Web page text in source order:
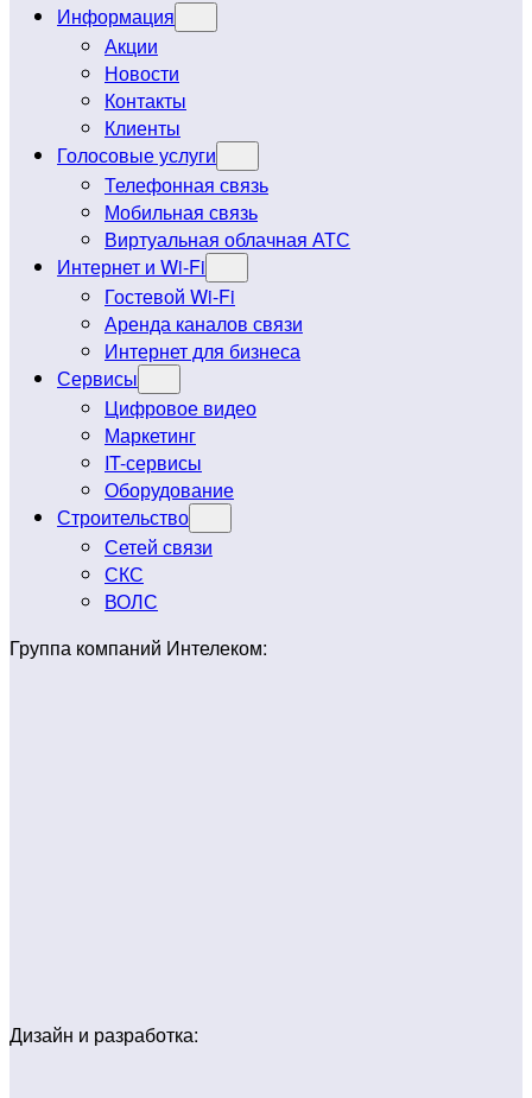
Информация
Акции
Новости
Контакты
Клиенты
Голосовые услуги
Телефонная связь
Мобильная связь
Виртуальная облачная АТС
Интернет и Wi-Fi
Гостевой Wi-Fi
Аренда каналов связи
Интернет для бизнеса
Сервисы
Цифровое видео
Маркетинг
IT-сервисы
Оборудование
Строительство
Сетей связи
СКС
ВОЛС
Группа компаний Интелеком:
Дизайн и разработка: